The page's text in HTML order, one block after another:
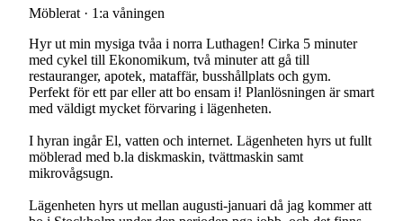
Möblerat · 1:a våningen
Hyr ut min mysiga tvåa i norra Luthagen! Cirka 5 minuter
med cykel till Ekonomikum, två minuter att gå till
restauranger, apotek, mataffär, busshållplats och gym.
Perfekt för ett par eller att bo ensam i! Planlösningen är smart
med väldigt mycket förvaring i lägenheten.
I hyran ingår El, vatten och internet. Lägenheten hyrs ut fullt
möblerad med b.la diskmaskin, tvättmaskin samt
mikrovågsugn.
Lägenheten hyrs ut mellan augusti-januari då jag kommer att